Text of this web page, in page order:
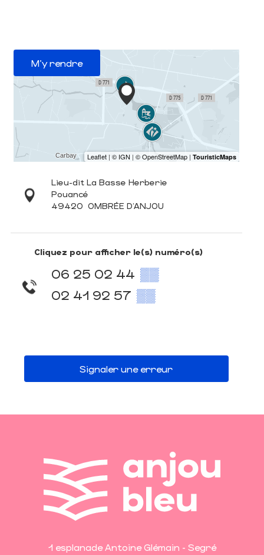
M'y rendre
Lieu-dit La Basse Herberie
Pouancé
49420 OMBRÉE D'ANJOU
Cliquez pour afficher le(s) numéro(s)
06 25 02 44 ▒▒
02 41 92 57 ▒▒
Signaler une erreur
1 esplanade Antoine Glémain - Segré